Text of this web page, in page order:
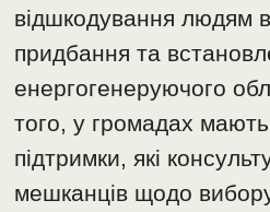
відшкодування людям
придбання та
енергогенеруючого
того, у громадах
підтримки, які
мешканців щодо